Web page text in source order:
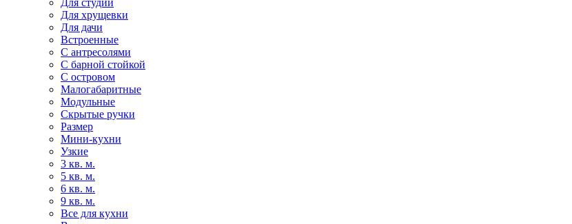
Для хрущевки
Для дачи
Встроенные
С антресолями
С барной стойкой
С островом
Малогабаритные
Модульные
Скрытые ручки
Размер
Мини-кухни
Узкие
3 кв. м.
5 кв. м.
6 кв. м.
9 кв. м.
Все для кухни